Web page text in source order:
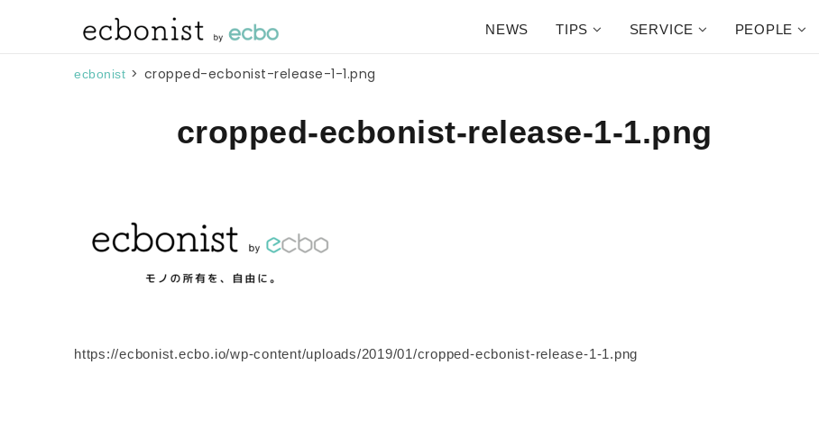
NEWS TIPS SERVICE PEOPLE
ecbonist > cropped-ecbonist-release-1-1.png
cropped-ecbonist-release-1-1.png
https://ecbonist.ecbo.io/wp-content/uploads/2019/01/cropped-ecbonist-release-1-1.png